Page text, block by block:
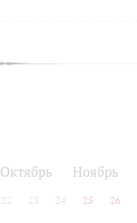
Октябрь Ноябрь
22 23 24 25 26